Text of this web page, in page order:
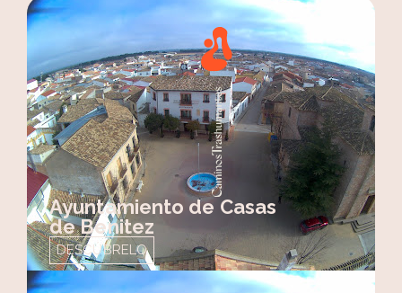
Ayuntamiento de Casas
de Benitez
DESCÚBRELO